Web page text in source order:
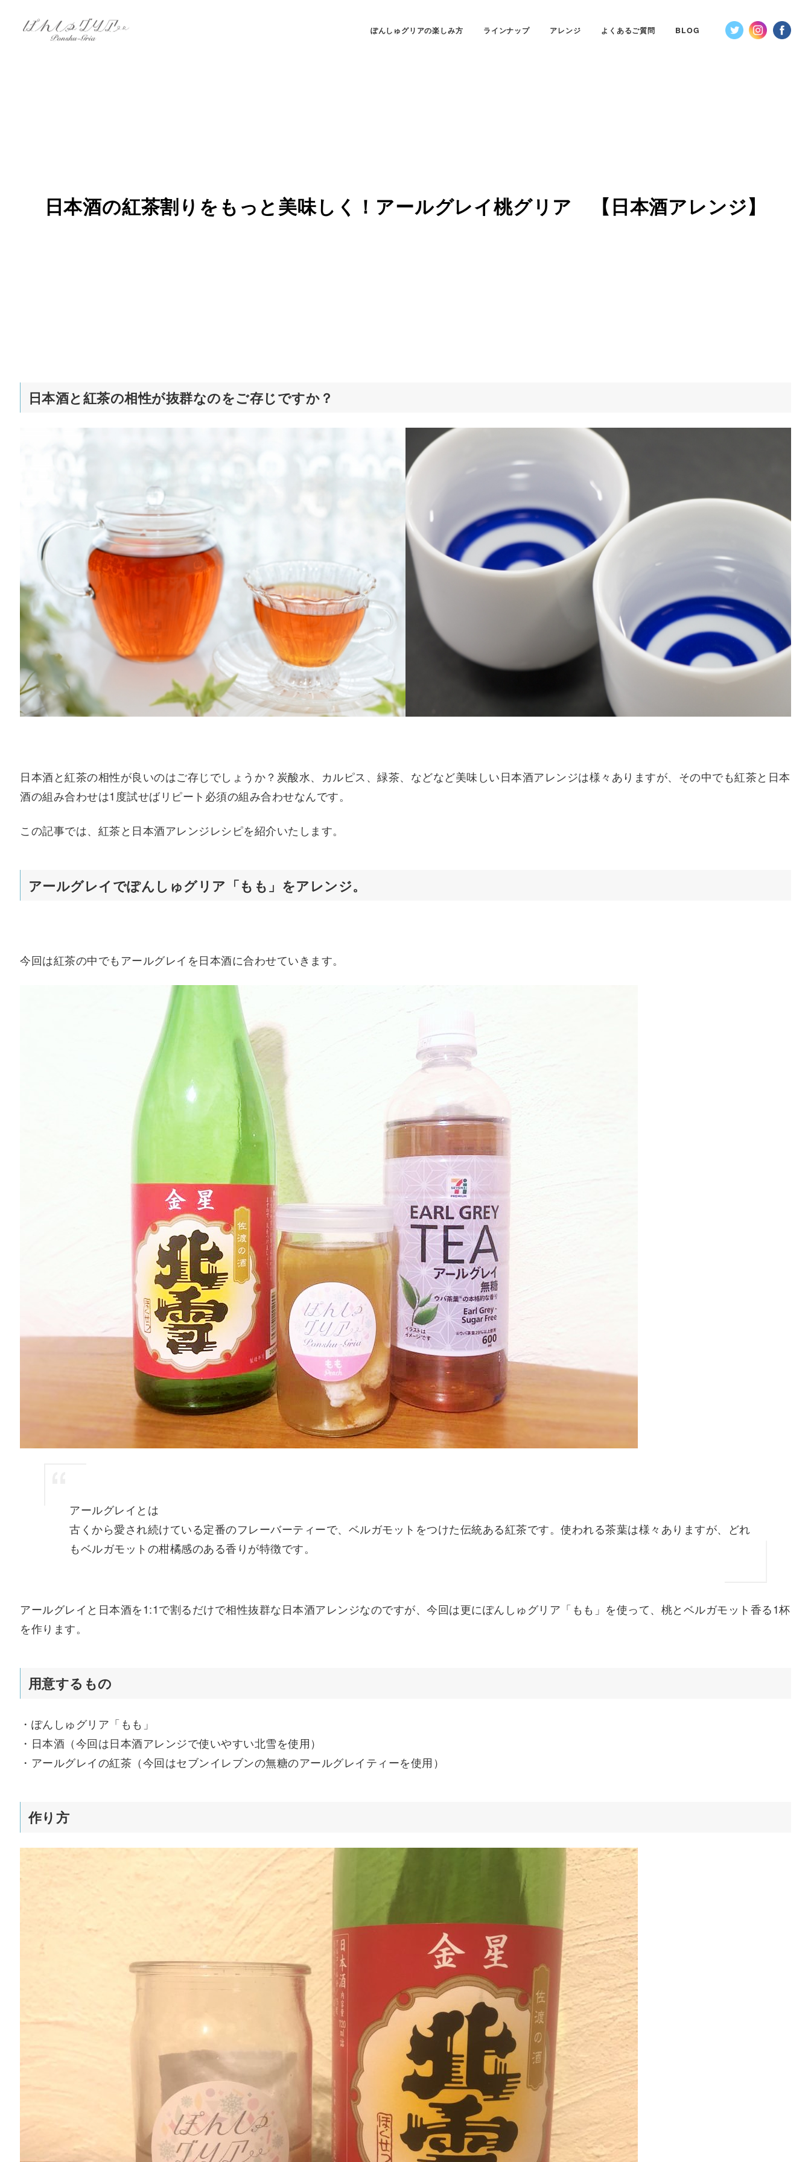
ぽんしゅグリアの楽しみ方 ラインナップ アレンジ よくあるご質問 BLOG
日本酒の紅茶割りをもっと美味しく！アールグレイ桃グリア 【日本酒アレンジ】
日本酒と紅茶の相性が抜群なのをご存じですか？
日本酒と紅茶の相性が良いのはご存じでしょうか？炭酸水、カルピス、緑茶、などなど美味しい日本酒アレンジは様々ありますが、その中でも紅茶と日本
酒の組み合わせは1度試せばリピート必須の組み合わせなんです。
この記事では、紅茶と日本酒アレンジレシピを紹介いたします。
アールグレイでぽんしゅグリア「もも」をアレンジ。
今回は紅茶の中でもアールグレイを日本酒に合わせていきます。
アールグレイとは
古くから愛され続けている定番のフレーバーティーで、ベルガモットをつけた伝統ある紅茶です。使われる茶葉は様々ありますが、どれ
もベルガモットの柑橘感のある香りが特徴です。
アールグレイと日本酒を1:1で割るだけで相性抜群な日本酒アレンジなのですが、今回は更にぽんしゅグリア「もも」を使って、桃とベルガモット香る1杯
を作ります。
用意するもの
・ぽんしゅグリア「もも」
・日本酒（今回は日本酒アレンジで使いやすい北雪を使用）
・アールグレイの紅茶（今回はセブンイレブンの無糖のアールグレイティーを使用）
作り方